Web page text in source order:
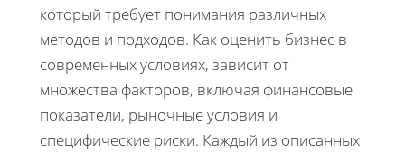
который требует понимания различных
методов и подходов. Как оценить бизнес в
современных условиях, зависит от
множества факторов, включая финансовые
показатели, рыночные условия и
специфические риски. Каждый из описанных